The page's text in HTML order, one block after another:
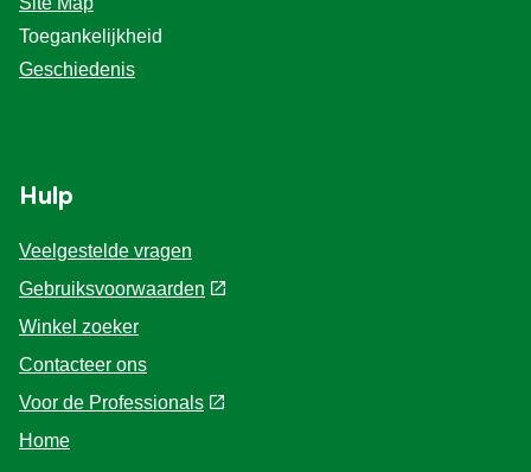
Privacyverklaring
Cookie-instellingen
Site Map
Hulp
Veelgestelde vragen
Gebruiksvoorwaarden
Winkel zoeker
Contacteer ons